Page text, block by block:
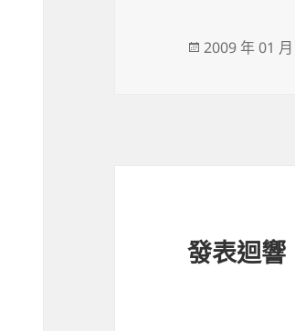
發
2009 年 01
發表迴響